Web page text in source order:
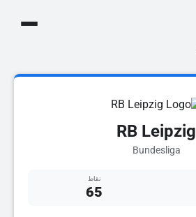
RB Leipzig
Bundesliga
نقاط
65